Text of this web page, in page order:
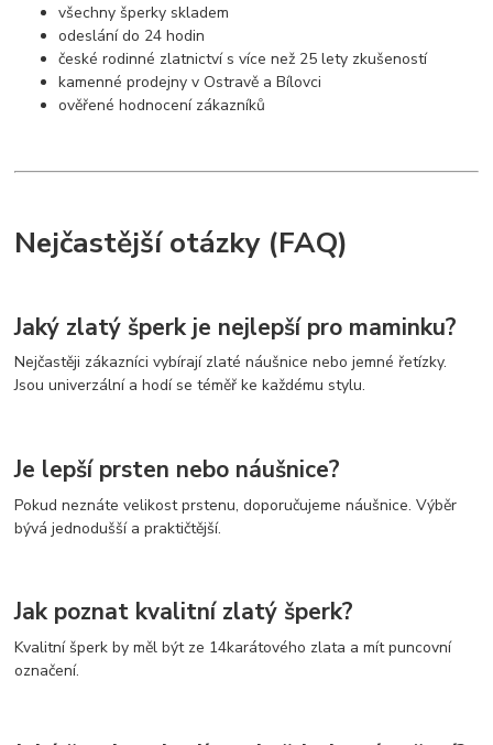
všechny šperky skladem
odeslání do 24 hodin
české rodinné zlatnictví s více než 25 lety zkušeností
kamenné prodejny vOstravě aBílovci
ověřené hodnocení zákazníků
Nejčastější otázky (FAQ)
Jaký zlatý šperk je nejlepší pro maminku?
Nejčastěji zákazníci vybírají zlaté náušnice nebo jemné řetízky.
Jsou univerzální a hodí se téměř ke každému stylu.
Je lepší prsten nebo náušnice?
Pokud neznáte velikost prstenu, doporučujeme náušnice. Výběr
bývá jednodušší a praktičtější.
Jak poznat kvalitní zlatý šperk?
Kvalitní šperk by měl být ze 14karátového zlata a mít puncovní
označení.